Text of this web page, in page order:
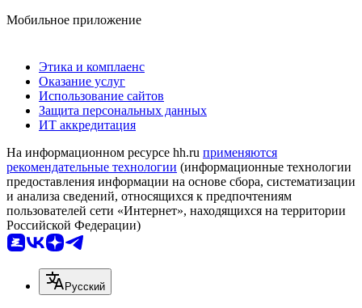
Мобильное приложение
Этика и комплаенс
Оказание услуг
Использование сайтов
Защита персональных данных
ИТ аккредитация
На информационном ресурсе hh.ru применяются
рекомендательные технологии (информационные технологии
предоставления информации на основе сбора, систематизации
и анализа сведений, относящихся к предпочтениям
пользователей сети «Интернет», находящихся на территории
Российской Федерации)
Русский